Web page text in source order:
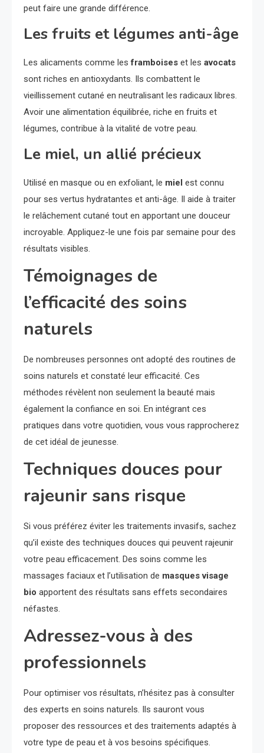
peut faire une grande différence.
Les fruits et légumes anti-âge
Les alicaments comme lesframboises et les avocats
sont riches en antioxydants. Ils combattent le
vieillissement cutané en neutralisant les radicaux libres.
Avoir une alimentation équilibrée, riche en fruits et
légumes, contribue à la vitalité de votre peau.
Le miel, un allié précieux
Utilisé en masque ou en exfoliant, le miel est connu
pour ses vertus hydratantes et anti-âge. Il aide à traiter
le relâchement cutané tout en apportant une douceur
incroyable. Appliquez-le une fois par semaine pour des
résultats visibles.
Témoignages de
l’efficacité des soins
naturels
De nombreuses personnes ont adopté des routines de
soins naturels et constaté leur efficacité. Ces
méthodes révèlent non seulement la beauté mais
également la confiance en soi. En intégrant ces
pratiques dans votre quotidien, vous vous rapprocherez
de cet idéal de jeunesse.
Techniques douces pour
rajeunir sans risque
Si vous préférez éviter les traitements invasifs, sachez
qu’il existe des techniques douces qui peuvent rajeunir
votre peau efficacement. Des soins comme les
massages faciaux et l’utilisation de masques visage
bio apportent des résultats sans effets secondaires
néfastes.
Adressez-vous à des
professionnels
Pour optimiser vos résultats, n’hésitez pas à consulter
des experts en soins naturels. Ils sauront vous
proposer des ressources et des traitements adaptés à
votre type de peau et à vos besoins spécifiques.